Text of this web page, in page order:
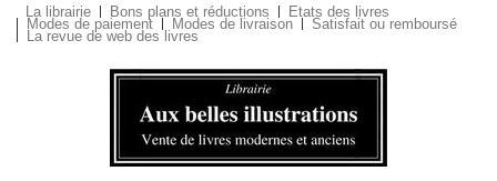
La librairie Bons plans et réductions Etats des livres
Modes de paiement Modes de livraison Satisfait ou remboursé
La revue de web des livres